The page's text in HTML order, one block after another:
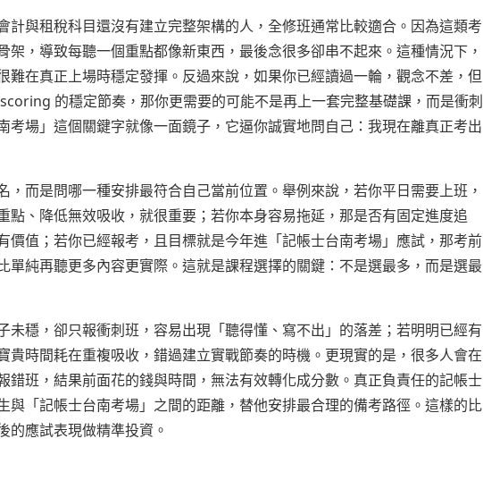
計與租稅科目還沒有建立完整架構的人，全修班通常比較適合。因為這類考
，導致每聽一個重點都像新東西，最後念很多卻串不起來。這種情況下，
難在真正上場時穩定發揮。反過來說，如果你已經讀過一輪，觀念不差，但
的穩定節奏，那你更需要的可能不是再上一套完整基礎課，而是衝刺
考場」這個關鍵字就像一面鏡子，它逼你誠實地問自己：我現在離真正考出
而是問哪一種安排最符合自己當前位置。舉例來說，若你平日需要上班，
點、降低無效吸收，就很重要；若你本身容易拖延，那是否有固定進度追
價值；若你已經報考，且目標就是今年進「記帳士台南考場」應試，那考前
單純再聽更多內容更實際。這就是課程選擇的關鍵：不是選最多，而是選最
未穩，卻只報衝刺班，容易出現「聽得懂、寫不出」的落差；若明明已經有
貴時間耗在重複吸收，錯過建立實戰節奏的時機。更現實的是，很多人會在
錯班，結果前面花的錢與時間，無法有效轉化成分數。真正負責任的記帳士
與「記帳士台南考場」之間的距離，替他安排最合理的備考路徑。這樣的比
的應試表現做精準投資。